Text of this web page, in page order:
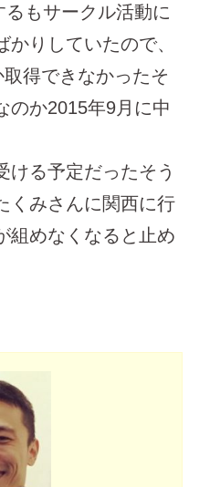
もサークル活動に
りしていたので、
得できなかったそ
のか2015年9月に中
ける予定だったそう
くみさんに関西に行
組めなくなると止め